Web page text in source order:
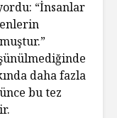
“İnsanlar
daha fazla
bu tez